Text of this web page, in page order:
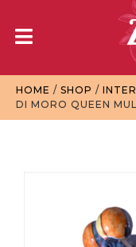
HOME / SHOP /
DI MORO QUEEN